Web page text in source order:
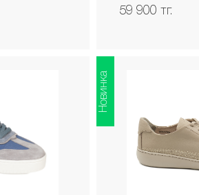
59 900 тг.
Новинка